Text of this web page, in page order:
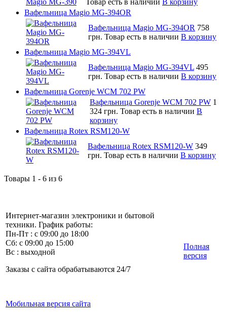
Вафельница Magio MG-394OR
Вафельница Magio MG-394OR 758
грн. Товар есть в наличии В корзину
Вафельница Magio MG-394VL
Вафельница Magio MG-394VL 495
грн. Товар есть в наличии В корзину
Вафельница Gorenje WCM 702 PW
Вафельница Gorenje WCM 702 PW 1
324 грн. Товар есть в наличии В
корзину
Вафельница Rotex RSM120-W
Вафельница Rotex RSM120-W 349
грн. Товар есть в наличии В корзину
Товары 1 - 6 из 6
Интернет-магазин электроники и бытовой
техники. График работы:
Пн-Пт : с 09:00 до 18:00
Сб: с 09:00 до 15:00
Вс : выходной
Заказы с сайта обрабатываются 24/7
Мобильная версия сайта
Полная
версия